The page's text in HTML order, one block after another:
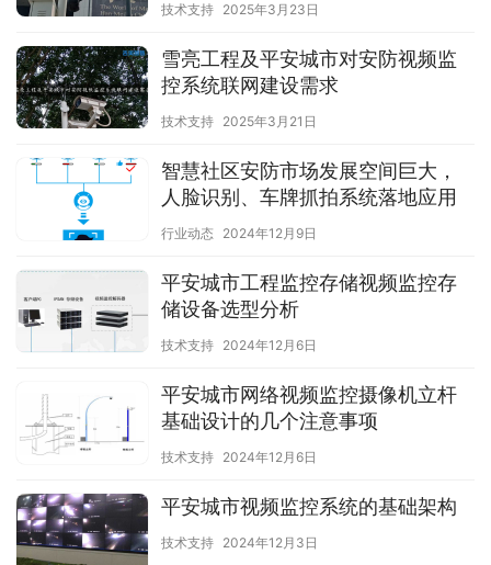
技术支持 2025年3月23日
雪亮工程及平安城市对安防视频监
控系统联网建设需求
技术支持 2025年3月21日
智慧社区安防市场发展空间巨大，
人脸识别、车牌抓拍系统落地应用
行业动态 2024年12月9日
平安城市工程监控存储视频监控存
储设备选型分析
技术支持 2024年12月6日
平安城市网络视频监控摄像机立杆
基础设计的几个注意事项
技术支持 2024年12月6日
平安城市视频监控系统的基础架构
技术支持 2024年12月3日